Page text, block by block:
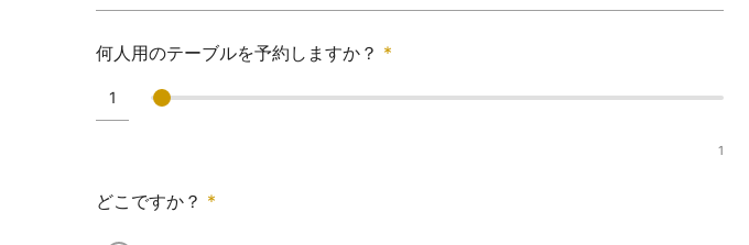
何人用のテーブルを予約しますか？ *
1
どこですか？ *